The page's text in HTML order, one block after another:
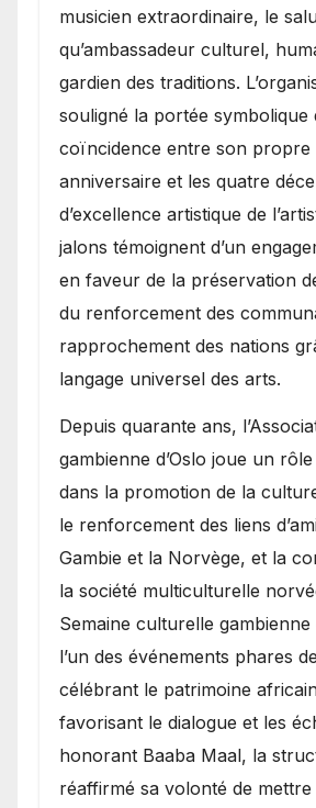
musicien extraordinaire, le
qu’ambassadeur culturel,
gardien des traditions.
souligné la portée symbolique
coïncidence entre son propre
anniversaire et les quatre
d’excellence artistique de
jalons témoignent d’un
en faveur de la préservation
du renforcement des
rapprochement des nations
langage universel des arts.
​Depuis quarante ans,
gambienne d’Oslo joue un
dans la promotion de la
le renforcement des liens
Gambie et la Norvège, et la
la société multiculturelle
Semaine culturelle gambienne
l’un des événements phares
célébrant le patrimoine
favorisant le dialogue et les
honorant Baaba Maal, la
réaffirmé sa volonté de